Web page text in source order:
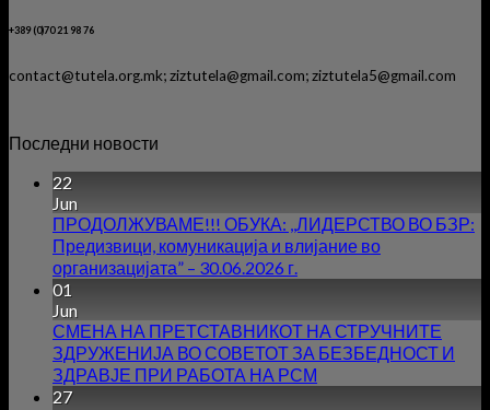
+389 (0)70 21 98 76
contact@tutela.org.mk; ziztutela@gmail.com; ziztutela5@gmail.com
Последни новости
22
Jun
ПРОДОЛЖУВАМЕ!!! ОБУКА: ,,ЛИДЕРСТВО ВО БЗР:
Предизвици, комуникација и влијание во
организацијата” – 30.06.2026 г.
01
Jun
СМЕНА НА ПРЕТСТАВНИКОТ НА СТРУЧНИТЕ
ЗДРУЖЕНИЈА ВО СОВЕТОТ ЗА БЕЗБЕДНОСТ И
ЗДРАВЈЕ ПРИ РАБОТА НА РСМ
27